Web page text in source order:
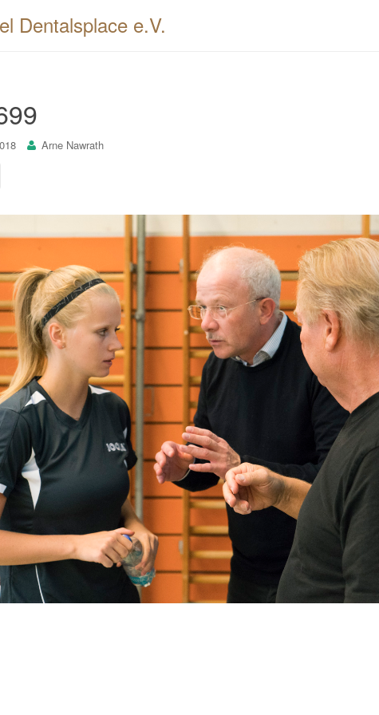
Dentalsplace e.V.
Arne Nawrath